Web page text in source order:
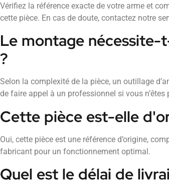
Vérifiez la référence exacte de votre arme et
cette pièce. En cas de doute, contactez notre
Le montage
?
Selon la complexité de la pièce, un outillage
de faire appel à un professionnel si vous
Cette pièce est-elle
Oui, cette pièce est une référence d’origine,
fabricant pour un fonctionnement optimal.
Quel est le délai de